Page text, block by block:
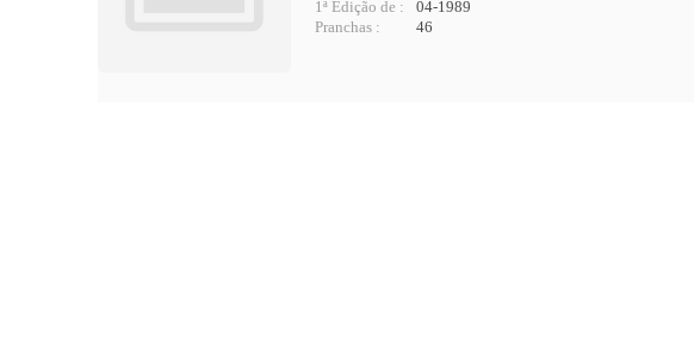
1ª Edição de :
04-1989
Pranchas :
46